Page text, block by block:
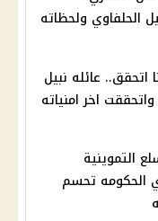
الحلفاوي ولحظاته
اتحقق.. عائله نبيل
اخر امنياته
التموينية
الحكومه تحسم